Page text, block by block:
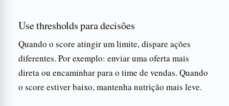
Use thresholds para decisões
Quando o score atingir um limite, dispare ações
diferentes. Por exemplo: enviar uma oferta mais
direta ou encaminhar para o time de vendas. Quando
o score estiver baixo, mantenha nutrição mais leve.